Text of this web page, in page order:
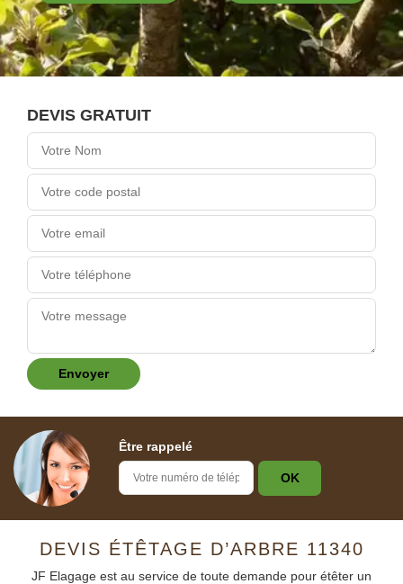
DEVIS GRATUIT
Être rappelé
DEVIS ÉTÊTAGE D’ARBRE 11340
JF Elagage est au service de toute demande pour étêter un